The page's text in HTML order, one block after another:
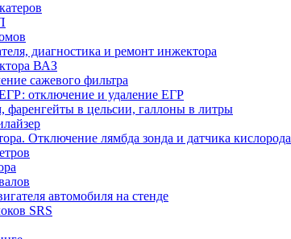
диагностика и ремонт инжектора
ВАЗ
сажевого фильтра
отключение и удаление ЕГР
фаренгейты в цельсии, галлоны в литры
Отключение лямбда зонда и датчика кислорода
автомобиля на стенде
SRS